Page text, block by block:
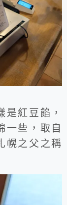
是紅豆餡，
一些，取自
幌之父之稱